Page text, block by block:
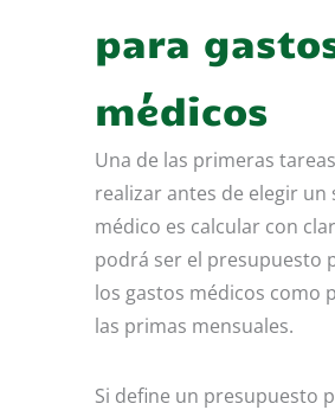
para
médicos
Una de las primeras
realizar antes de elegir un
médico es calcular con
podrá ser el presupuesto
los gastos médicos como
las primas mensuales.
Si define un presupuesto